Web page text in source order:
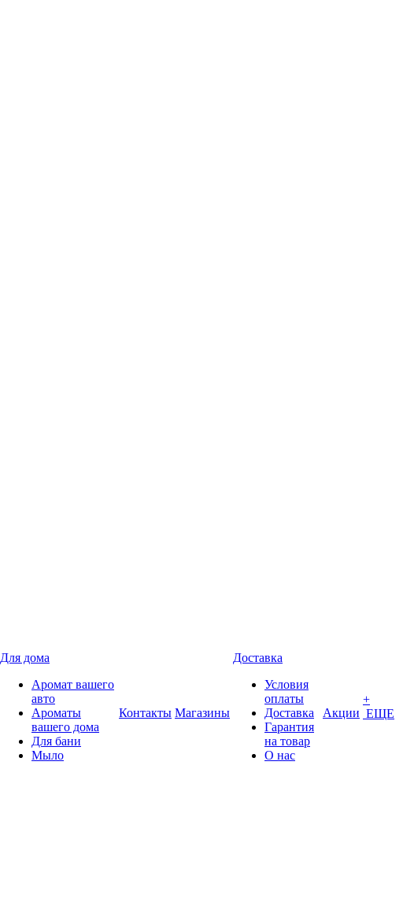
Для дома
Аромат вашего
авто
Ароматы
вашего дома
Для бани
Мыло
Контакты Магазины
Доставка
Условия
оплаты
Доставка
Гарантия
на товар
О нас
Акции
+
ЕЩЕ